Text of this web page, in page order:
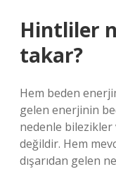
Hintliler
takar?
Hem beden
gelen enerjinin
nedenle bilezikler
değildir. Hem
dışarıdan gelen